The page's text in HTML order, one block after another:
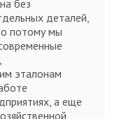
без
деталей,
потому мы
эталонам
а еще